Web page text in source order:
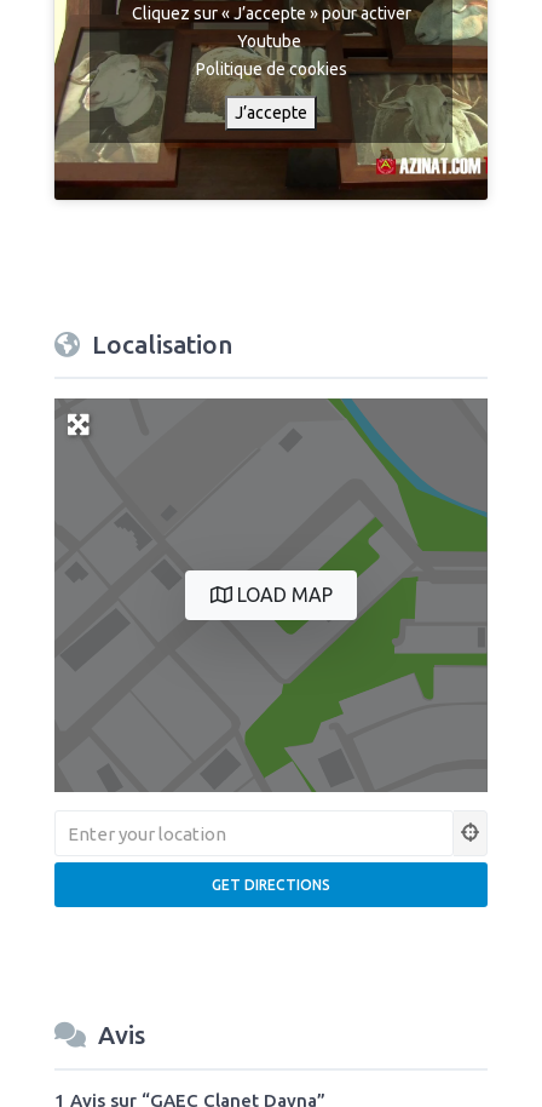
Cliquez sur « J’accepte » pour activer
Youtube
Politique de cookies
J’accepte
Localisation
LOAD MAP
Avis
1 Avis sur “GAEC Clanet Dayna”